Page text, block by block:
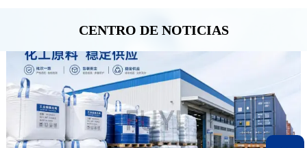
CENTRO DE NOTICIAS